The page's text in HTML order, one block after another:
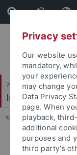
Skip
to
content
Skip
to
footer
Wirtschafts- und
Institut für
You are here:
Zur Person von apl.
Privacy
Our website
mandatory,
your
may change
Data Privacy
page. When
playback,
additional
purposes and
third party’s